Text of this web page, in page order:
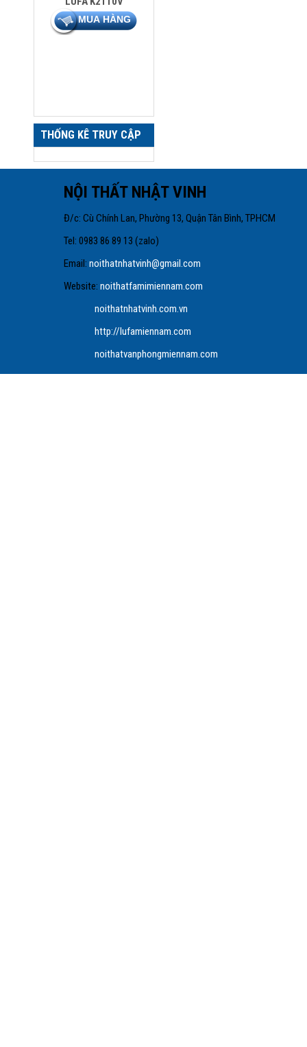
THỐNG KÊ TRUY CẬP
NỘI THẤT NHẬT VINH
Đ/c: Cù Chính Lan, Phường 13, Quận Tân
Tel: 0983 86 89 13
Email:noithatnhatvinh@gmail.com
Website:noithatfamimiennam.com
noithatnhatvinh.com.vn
http://lufamiennam.com
noithatvanphongmiennam.com